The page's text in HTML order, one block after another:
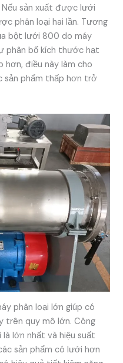
Nếu sản xuất được lưới
phân loại hai lần. Tương
bột lưới 800 do máy
phân bố kích thước hạt
hơn, điều này làm cho
sản phẩm thấp hơn trở
phân loại lớn giúp có
trên quy mô lớn. Công
lớn nhất và hiệu suất
sản phẩm có lưới hơn